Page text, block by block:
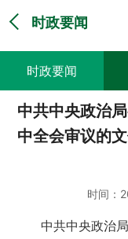
时政要闻
时政要闻
媒体聚焦
中共中央政治
中全会审议的
时间：
中共中央政治局